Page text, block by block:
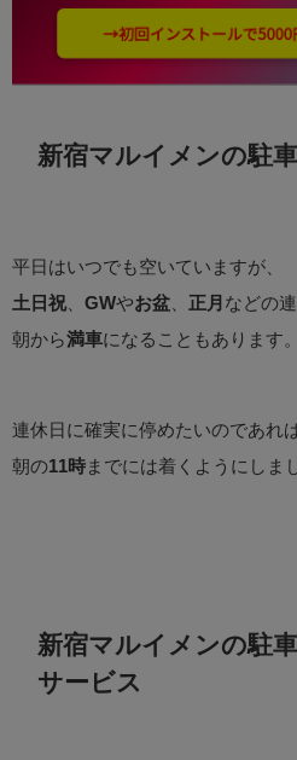
新宿マルイメンの駐
平日はいつでも空いていますが、
土日祝
GWや お盆 正月 などの
朝から満車になることもあります。
連休日に確実に停めたいのであれば
朝の11時 までには着くようにしま
新宿マルイメンの駐
サービス